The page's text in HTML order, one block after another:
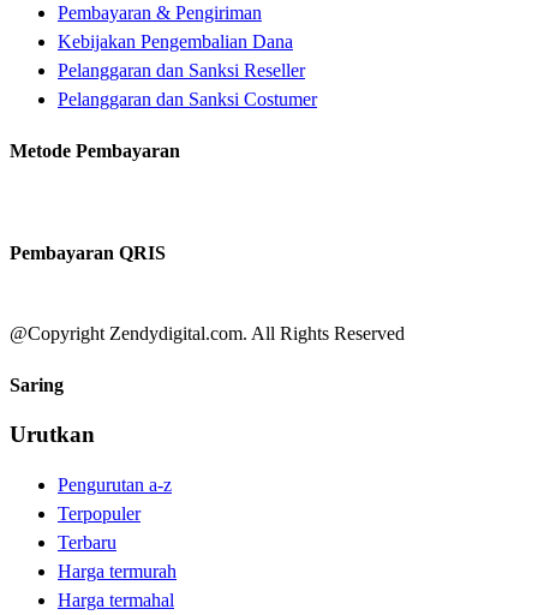
Pembayaran & Pengiriman
Kebijakan Pengembalian Dana
Pelanggaran dan Sanksi Reseller
Pelanggaran dan Sanksi Costumer
Metode Pembayaran
Pembayaran QRIS
@Copyright Zendydigital.com. All Rights Reserved
Saring
Urutkan
Pengurutan a-z
Terpopuler
Terbaru
Harga termurah
Harga termahal